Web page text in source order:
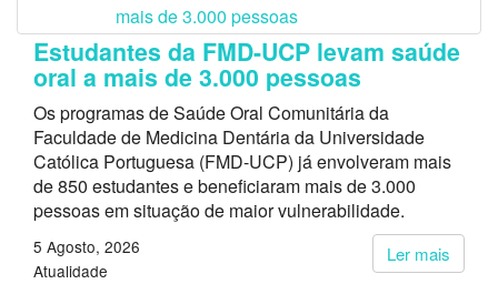
Estudantes da FMD-UCP levam saúde
oral a mais de 3.000 pessoas
Os programas de Saúde Oral Comunitária da
Faculdade de Medicina Dentária da Universidade
Católica Portuguesa (FMD-UCP) já envolveram mais
de 850 estudantes e beneficiaram mais de 3.000
pessoas em situação de maior vulnerabilidade.
Ler mais
5 Agosto, 2026
Atualidade